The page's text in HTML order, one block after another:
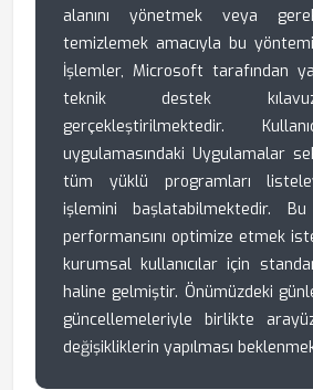
alanını yönetmek veya
temizlemek amacıyla bu
İşlemler, Microsoft tarafından
teknik destek
gerçekleştirilmektedir.
uygulamasındaki Uygulamalar
tüm yüklü programları
işlemini başlatabilmektedir.
performansını optimize etmek
kurumsal kullanıcılar için
haline gelmiştir. Önümüzdeki
güncellemeleriyle birlikte
değişikliklerin yapılması